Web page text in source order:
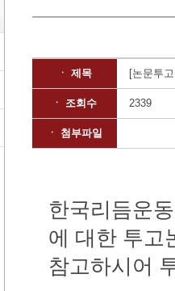
ㆍ 제목 [논문투
ㆍ 조회수 2339
ㆍ 첨부파일
한국리듬운
에 대한 투고
참고하시어